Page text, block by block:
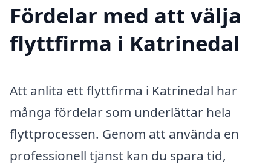
Fördelar med att välja
flyttfirma i Katrinedal
Att anlita ett flyttfirma i Katrinedal har
många fördelar som underlättar hela
flyttprocessen. Genom att använda en
professionell tjänst kan du spara tid,